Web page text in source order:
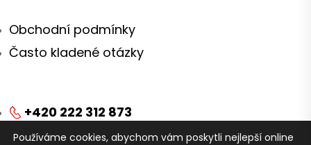
Obchodní podmínky
Často kladené otázky
+420 222 312 873
Používáme cookies, abychom vám poskytli nejlepší online